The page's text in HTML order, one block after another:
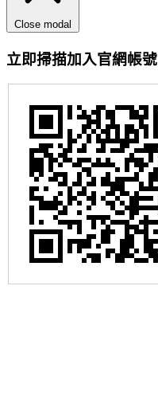
Close modal
立即掃描加入官網帳號